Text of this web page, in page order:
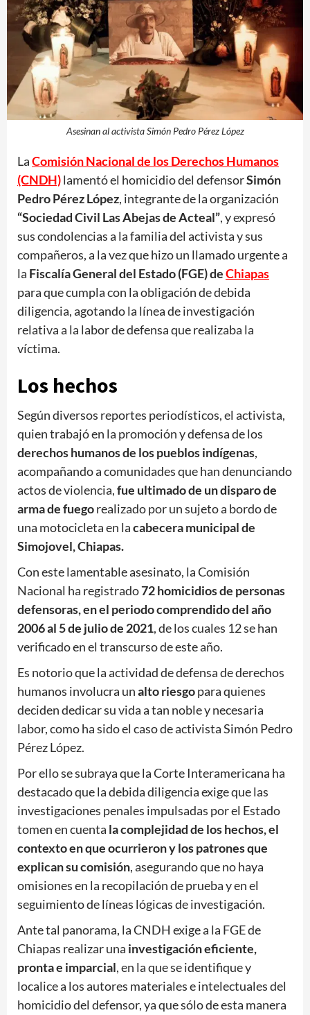
Asesinan al activista Simón Pedro Pérez López
LaComisión Nacional de los Derechos Humanos
(CNDH)lamentó el homicidio del defensorSimón
Pedro Pérez López, integrante de la organización
“Sociedad Civil Las Abejas de Acteal”, y expresó
sus condolencias a la familia del activista y sus
compañeros, a la vez que hizo un llamado urgente a
la Fiscalía General del Estado (FGE) deChiapas
para que cumpla con la obligación de debida
diligencia, agotando la línea de investigación
relativa a la labor de defensa que realizaba la
víctima.
Los hechos
Según diversos reportes periodísticos, el activista,
quien trabajó en la promoción y defensa de los
derechos humanos de los pueblos indígenas,
acompañando a comunidades que han denunciando
actos de violencia,fue ultimado de un disparo de
arma de fuegorealizado por un sujeto a bordo de
una motocicleta en lacabecera municipal de
Simojovel, Chiapas.
Con este lamentable asesinato, la Comisión
Nacional ha registrado72 homicidios de personas
defensoras, en el periodo comprendido del año
2006 al 5 de julio de 2021, de los cuales 12 se han
verificado en el transcurso de este año.
Es notorio que la actividad de defensa de derechos
humanos involucra unalto riesgopara quienes
deciden dedicar su vida a tan noble y necesaria
labor, como ha sido el caso de activista Simón Pedro
Pérez López.
Por ello se subraya que la Corte Interamericana ha
destacado que la debida diligencia exige que las
investigaciones penales impulsadas por el Estado
tomen en cuenta la complejidad de los hechos, el
contexto en que ocurrieron y los patrones que
explican su comisión, asegurando que no haya
omisiones en la recopilación de prueba y en el
seguimiento de líneas lógicas de investigación.
Ante tal panorama, la CNDH exige a la FGE de
Chiapas realizar una investigación eficiente,
pronta e imparcial, en la que se identifique y
localice a los autores materiales e intelectuales del
homicidio del defensor, ya que sólo de esta manera